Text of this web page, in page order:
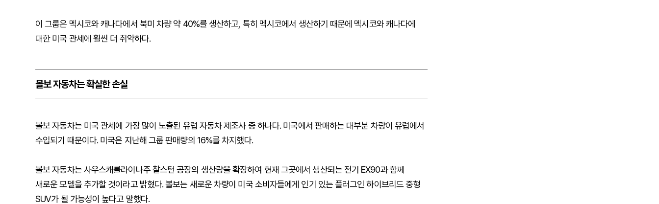
이 그룹은 멕시코와 캐나다에서 북미 차량 약 40%를 생산하고, 특히 멕시코에서 생산하기 때문에 멕시코와 캐나다에
대한 미국 관세에 훨씬 더 취약하다.
볼보 자동차는 확실한 손실
볼보 자동차는 미국 관세에 가장 많이 노출된 유럽 자동차 제조사 중 하나다. 미국에서 판매하는 대부분 차량이 유럽에서
수입되기 때문이다. 미국은 지난해 그룹 판매량의 16%를 차지했다.
볼보 자동차는 사우스캐롤라이나주 찰스턴 공장의 생산량을 확장하여 현재 그곳에서 생산되는 전기 EX90과 함께
새로운 모델을 추가할 것이라고 밝혔다. 볼보는 새로운 차량이 미국 소비자들에게 인기 있는 플러그인 하이브리드 중형
SUV가 될 가능성이 높다고 말했다.